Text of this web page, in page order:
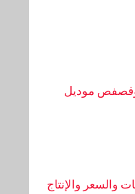
وفصفص موديل
والسعر والإنتاج